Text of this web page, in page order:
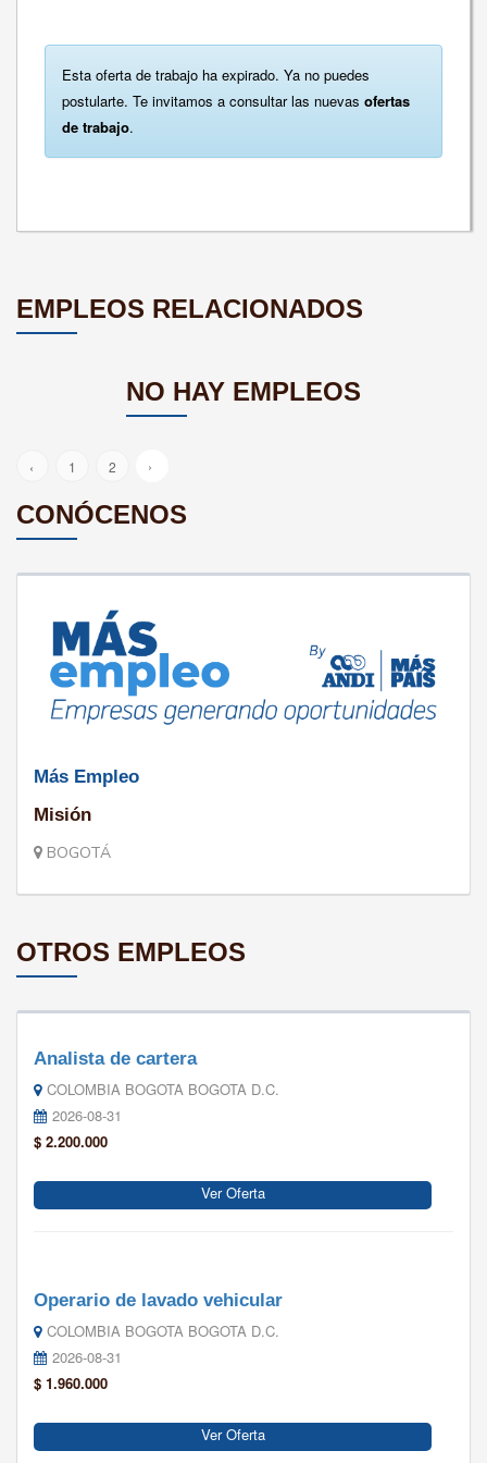
Esta oferta de trabajo ha expirado. Ya no puedes
postularte. Te invitamos a consultar las nuevas ofertas
de trabajo.
EMPLEOS RELACIONADOS
NO HAY EMPLEOS
‹ 1 2 ›
CONÓCENOS
Más Empleo
Misión
BOGOTÁ
OTROS EMPLEOS
Analista de cartera
COLOMBIA BOGOTA BOGOTA D.C.
2026-08-31
$ 2.200.000
Ver Oferta
Operario de lavado vehicular
COLOMBIA BOGOTA BOGOTA D.C.
2026-08-31
$ 1.960.000
Ver Oferta